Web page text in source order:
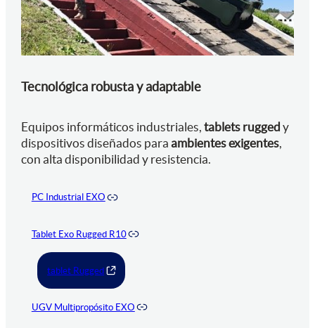
Tecnológica robusta y adaptable
Equipos informáticos industriales,tablets ruggedy
dispositivos diseñados paraambientes exigentes,
con alta disponibilidad y resistencia.
PC Industrial EXO
Tablet Exo Rugged R10
tablet Rugged
UGV Multipropósito EXO